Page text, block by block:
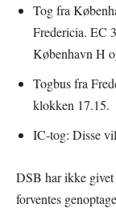
Tog fra
Fredericia. EC
København H
Togbus fra
klokken 17.15.
IC-tog: Disse
DSB har ikke
forventes